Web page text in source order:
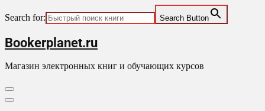
Search for: Search Button
Skip
to
content
Bookerplanet.ru
Магазин электронных книг и обучающих курсов
Primary
Menu